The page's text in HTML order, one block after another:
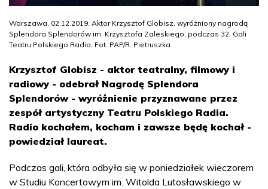
Warszawa, 02.12.2019. Aktor Krzysztof Globisz, wyróżniony nagrodą
Splendora Splendorów im. Krzysztofa Zaleskiego, podczas 32. Gali
Teatru Polskiego Radia. Fot. PAP/R. Pietruszka
Krzysztof Globisz - aktor teatralny, filmowy i
radiowy - odebrał Nagrodę Splendora
Splendorów - wyróżnienie przyznawane przez
zespół artystyczny Teatru Polskiego Radia.
Radio kochałem, kocham i zawsze będę kochał -
powiedział laureat.
Podczas gali, która odbyła się w poniedziałek wieczorem
w Studiu Koncertowym im. Witolda Lutosławskiego w